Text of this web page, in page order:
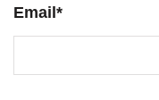
Email*